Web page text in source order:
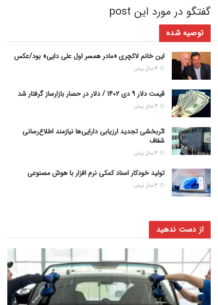
گفتگو در مورد این post
توصیه شده
این خانم لاکچری «مادر همسر اول علی دایی» بود/عکس
قیمت دلار 9 دی 1402 / دلار در حصار بازارساز گرفتار شد
اثربخشی تجدید ارزیابی دارایی‌ها نیازمند اطلاع‌رسانی
شفاف
تولید خودکار اسناد کمکی نرم افزار با هوش مصنوعی
از دست ندهید